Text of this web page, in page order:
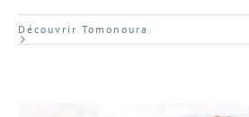
Découvrir Tomonoura